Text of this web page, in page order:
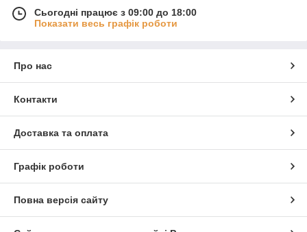
Сьогодні працює з 09:00 до 18:00
Показати весь графік роботи
Про нас
Контакти
Доставка та оплата
Графік роботи
Повна версія сайту